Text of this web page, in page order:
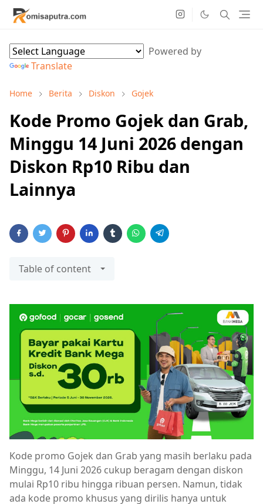
Powered by
Translate
Home Berita Diskon Gojek
Kode Promo Gojek dan Grab,
Minggu 14 Juni 2026 dengan
Diskon Rp10 Ribu dan
Lainnya
Table of content
Kode promo Gojek dan Grab yang masih berlaku pada
Minggu, 14 Juni 2026 cukup beragam dengan diskon
mulai Rp10 ribu hingga ribuan persen. Namun, tidak
ada kode promo khusus yang dirilis hanya untuk